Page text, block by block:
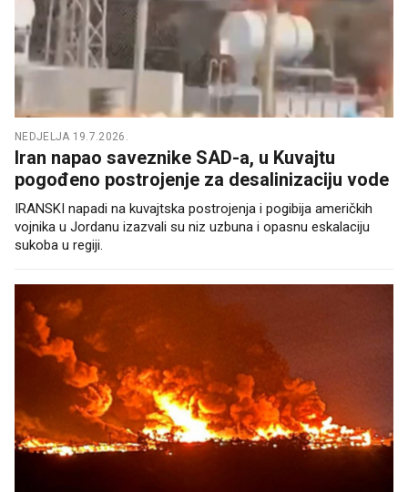
NEDJELJA 19.7.2026.
Iran napao saveznike SAD-a, u Kuvajtu
pogođeno postrojenje za desalinizaciju vode
IRANSKI napadi na kuvajtska postrojenja i pogibija američkih
vojnika u Jordanu izazvali su niz uzbuna i opasnu eskalaciju
sukoba u regiji.